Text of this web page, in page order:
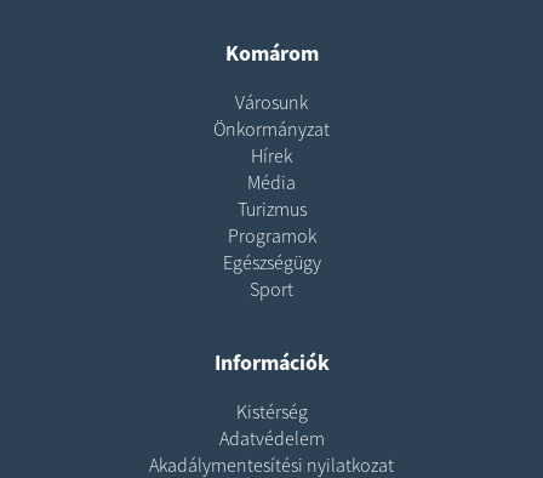
Komárom
Városunk
Önkormányzat
Hírek
Média
Turizmus
Programok
Egészségügy
Sport
Információk
Kistérség
Adatvédelem
Akadálymentesítési nyilatkozat